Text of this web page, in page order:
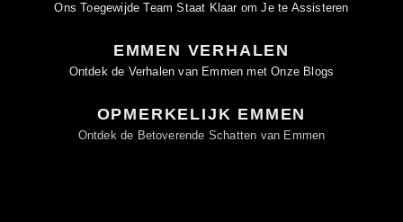
Ons Toegewijde Team Staat Klaar om Je te Assisteren
EMMEN VERHALEN
Ontdek de Verhalen van Emmen met Onze Blogs
OPMERKELIJK EMMEN
Ontdek de Betoverende Schatten van Emmen